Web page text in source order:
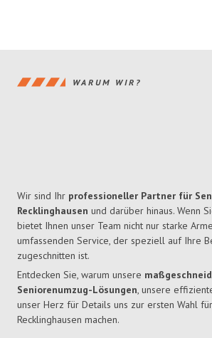
WARUM WIR?
Wir sind Ihr professioneller Partner für
Recklinghausen und darüber hinaus. Wenn
bietet Ihnen unser Team nicht nur starke
umfassenden Service, der speziell auf Ihre
zugeschnitten ist.
Entdecken Sie, warum unsere
Seniorenumzug-Lösungen, unsere
unser Herz für Details uns zur ersten Wahl
Recklinghausen machen.